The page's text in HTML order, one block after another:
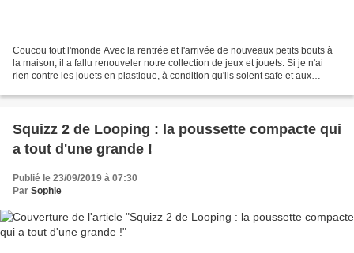
Coucou tout l'monde Avec la rentrée et l'arrivée de nouveaux petits bouts à
la maison, il a fallu renouveler notre collection de jeux et jouets. Si je n'ai
rien contre les jouets en plastique, à condition qu'ils soient safe et aux
Squizz 2 de Looping : la poussette compacte qui
a tout d'une grande !
Publié le 23/09/2019 à 07:30
Par Sophie